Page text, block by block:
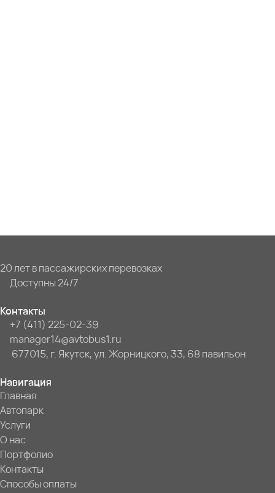
20 лет в пассажирских перевозках
Доступны 24/7
Контакты
+7 (411) 225-02-39
manager14@avtobus1.ru
677015, г. Якутск, ул. Жорницкого, 33, 68 павильон
Навигация
Главная
Автопарк
Услуги
О нас
Портфолио
Контакты
Способы оплаты